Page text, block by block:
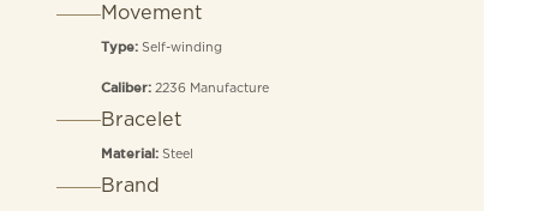
Movement
Type: Self-winding
Caliber: 2236 Manufacture
Bracelet
Material: Steel
Brand